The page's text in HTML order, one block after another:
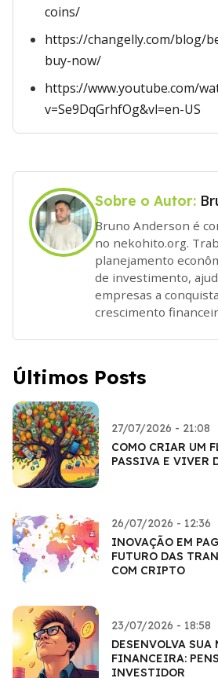
coins/
https://changelly.com/blog/
buy-now/
https://www.youtube.com/
v=Se9DqGrhfOg&vl=en-US
Sobre o Autor:
Bruno Anderson é
no nekohito.org.
planejamento
de investimento,
empresas a
crescimento
Últimos Posts
27/07/2026 - 21:08
COMO CRIAR UM
PASSIVA E VIVER
26/07/2026 - 12:36
INOVAÇÃO EM
FUTURO DAS
COM CRIPTO
23/07/2026 - 18:58
DESENVOLVA
FINANCEIRA:
INVESTIDOR